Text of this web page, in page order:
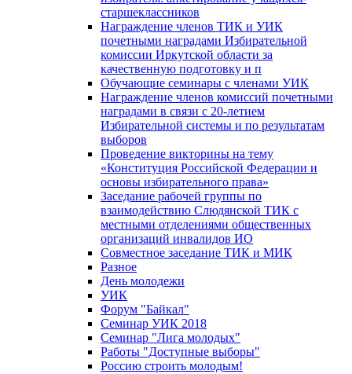
старшеклассников
Награждение членов ТИК и УИК
почетными наградами Избирательной
комиссии Иркутской области за
качественную подготовку и п
Обучающие семинары с членами УИК
Награждение членов комиссий почетными
наградами в связи с 20-летием
Избирательной системы и по результатам
выборов
Проведение викторины на тему
«Конституция Российской Федерации и
основы избирательного права»
Заседание рабочей группы по
взаимодействию Слюдянской ТИК с
местными отделениями общественных
организаций инвалидов ИО
Совместное заседание ТИК и МИК
Разное
День молодежи
УИК
Форум "Байкал"
Семинар УИК 2018
Семинар "Лига молодых"
Работы "Доступные выборы"
Россию строить молодым!